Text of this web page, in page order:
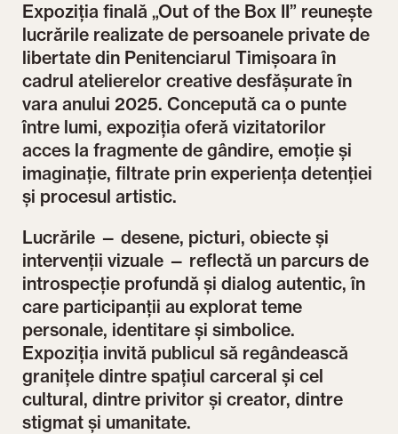
Expoziția finală „Out of the Box II” reunește
lucrările realizate de persoanele private de
libertate din Penitenciarul Timișoara în
cadrul atelierelor creative desfășurate în
vara anului 2025. Concepută ca o punte
între lumi, expoziția oferă vizitatorilor
acces la fragmente de gândire, emoție și
imaginație, filtrate prin experiența detenției
și procesul artistic.
Lucrările — desene, picturi, obiecte și
intervenții vizuale — reflectă un parcurs de
introspecție profundă și dialog autentic, în
care participanții au explorat teme
personale, identitare și simbolice.
Expoziția invită publicul să regândească
granițele dintre spațiul carceral și cel
cultural, dintre privitor și creator, dintre
stigmat și umanitate.